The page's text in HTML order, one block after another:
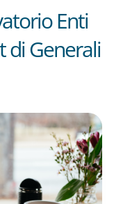
Enti
di Generali